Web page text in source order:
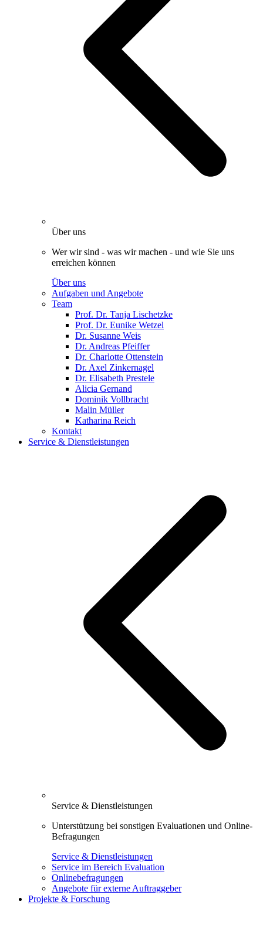
Über uns
Wer wir sind - was wir machen - und wie Sie uns
erreichen können
Über uns
Aufgaben und Angebote
Team
Prof. Dr. Tanja Lischetzke
Prof. Dr. Eunike Wetzel
Dr. Susanne Weis
Dr. Andreas Pfeiffer
Dr. Charlotte Ottenstein
Dr. Axel Zinkernagel
Dr. Elisabeth Prestele
Alicia Gernand
Dominik Vollbracht
Malin Müller
Katharina Reich
Kontakt
Service & Dienstleistungen
Service & Dienstleistungen
Unterstützung bei sonstigen Evaluationen und Online-
Befragungen
Service & Dienstleistungen
Service im Bereich Evaluation
Onlinebefragungen
Angebote für externe Auftraggeber
Projekte & Forschung